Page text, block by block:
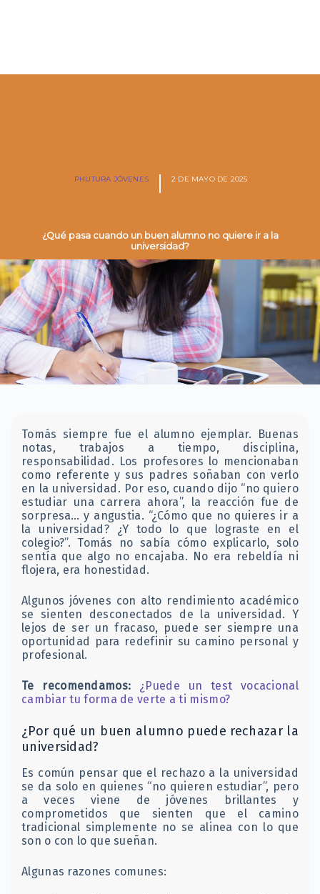
PHUTURA JÓVENES 2 DE MAYO DE 2025
¿Qué pasa cuando un buen alumno no quiere ir a la
universidad?
Tomás siempre fue el alumno ejemplar. Buenas
notas, trabajos a tiempo, disciplina,
responsabilidad. Los profesores lo mencionaban
como referente y sus padres soñaban con verlo
en la universidad. Por eso, cuando dijo “no quiero
estudiar una carrera ahora”, la reacción fue de
sorpresa… y angustia. “¿Cómo que no quieres ir a
la universidad? ¿Y todo lo que lograste en el
colegio?”. Tomás no sabía cómo explicarlo, solo
sentía que algo no encajaba. No era rebeldía ni
flojera, era honestidad.
Algunos jóvenes con alto rendimiento académico
se sienten desconectados de la universidad. Y
lejos de ser un fracaso, puede ser siempre una
oportunidad para redefinir su camino personal y
profesional.
Te recomendamos:
¿Puede un test vocacional
cambiar tu forma de verte a ti mismo?
¿Por qué un buen alumno puede rechazar la
universidad?
Es común pensar que el rechazo a la universidad
se da solo en quienes “no quieren estudiar”, pero
a veces viene de jóvenes brillantes y
comprometidos que sienten que el camino
tradicional simplemente no se alinea con lo que
son o con lo que sueñan.
Algunas razones comunes: